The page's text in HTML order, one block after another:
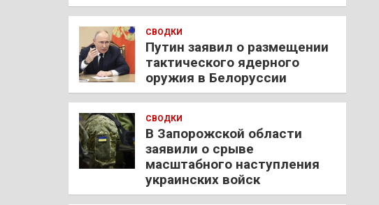
СВОДКИ
Путин заявил о размещении
тактического ядерного
оружия в Белоруссии
СВОДКИ
В Запорожской области
заявили о срыве
масштабного наступления
украинских войск